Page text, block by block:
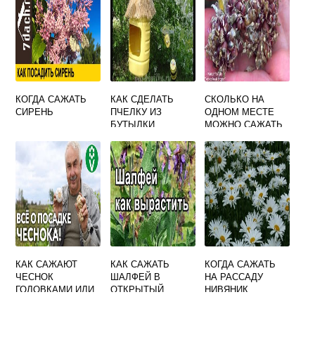
КОГДА САЖАТЬ
СИРЕНЬ
КАК СДЕЛАТЬ
ПЧЕЛКУ ИЗ
БУТЫЛКИ
НА ОГОРОД
СКОЛЬКО НА
ОДНОМ МЕСТЕ
МОЖНО САЖАТЬ
ЛЕТ
КАК САЖАЮТ
ЧЕСНОК
ГОЛОВКАМИ ИЛИ
КАК САЖАТЬ
ШАЛФЕЙ В
ОТКРЫТЫЙ
КОГДА САЖАТЬ
НА РАССАДУ
НИВЯНИК